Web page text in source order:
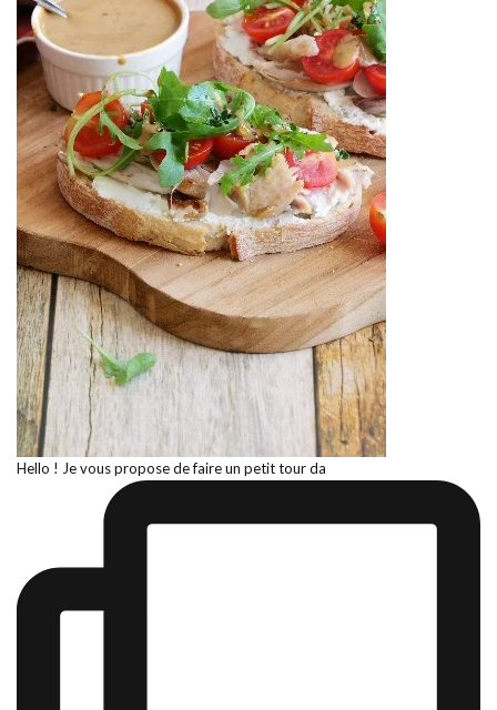
Hello ! Je vous propose de faire un petit tour da